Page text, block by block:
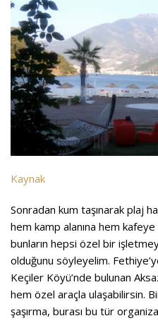
Kaynak
Sonradan kum taşınarak plaj
hem kamp alanına hem
bunların hepsi özel bir
olduğunu söyleyelim.
Keçiler Köyü’nde bulunan
hem özel araçla ulaşabilirsin.
şaşırma, burası bu tür